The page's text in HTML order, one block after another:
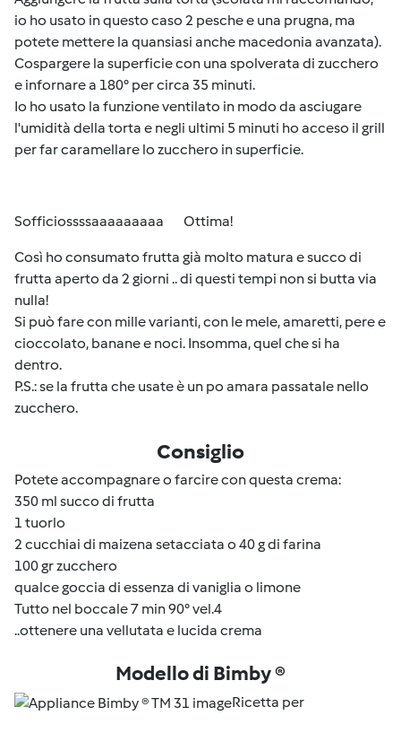
io ho usato in questo caso 2 pesche e una prugna, ma
potete mettere la quansiasi anche macedonia avanzata).
Cospargere la superficie con una spolverata di zucchero
e infornare a 180° per circa 35 minuti.
Io ho usato la funzione ventilato in modo da asciugare
l'umidità della torta e negli ultimi 5 minuti ho acceso il grill
per far caramellare lo zucchero in superficie.
Sofficiossssaaaaaaaaa Ottima!
Così ho consumato frutta già molto matura e succo di
frutta aperto da 2 giorni .. di questi tempi non si butta via
nulla!
Si può fare con mille varianti, con le mele, amaretti, pere e
cioccolato, banane e noci. Insomma, quel che si ha
dentro.
P.S.: se la frutta che usate è un po amara passatale nello
zucchero.
Consiglio
Potete accompagnare o farcire con questa crema:
350 ml succo di frutta
1 tuorlo
2 cucchiai di maizena setacciata o 40 g di farina
100 gr zucchero
qualce goccia di essenza di vaniglia o limone
Tutto nel boccale 7 min 90° vel.4
..ottenere una vellutata e lucida crema
Modello di Bimby ®
Ricetta per